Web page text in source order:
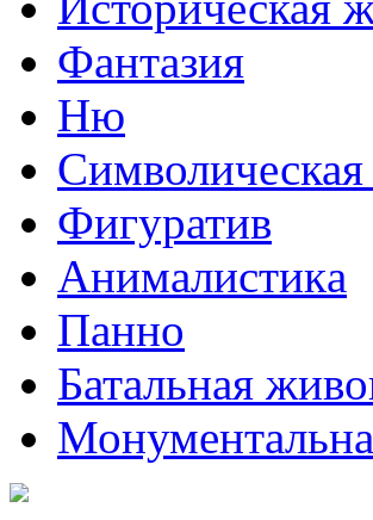
Фантазия
Ню
Фигуратив
Анималистикa
Панно
Батальная